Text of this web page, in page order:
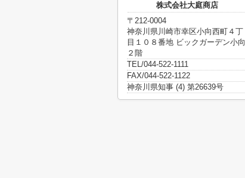
株式会社大庭商店
〒212-0004
神奈川県川崎市幸区小向西町４丁
目１０８番地 ビックガーデン小向
２階
TEL/044-522-1111
FAX/044-522-1122
神奈川県知事 (4) 第26639号